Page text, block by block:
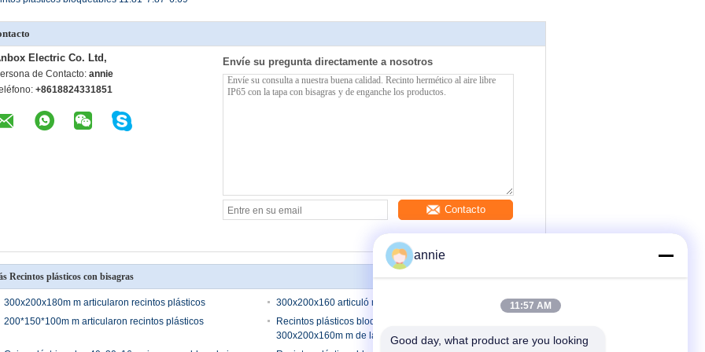
Electric Co. Ltd,
de Contacto: annie
+8618824331851
Envíe su pregunta directamente a nosotros
Contacto
Recintos plásticos con bisagras
300x200x180m m articularon recintos plásticos
300x200x160 articuló recintos plásticos
200*150*100m m articularon recintos plásticos
Recintos plásticos bloqueables del claro Ip65
300x200x160m m de la PC
annie
11:57 AM
Good day, what product are you looking